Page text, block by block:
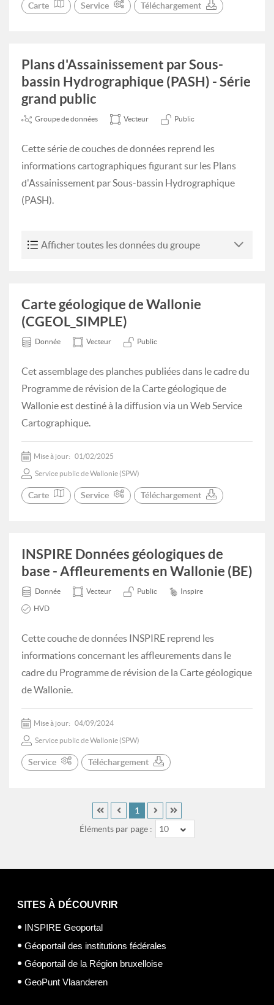
Carte Service Téléchargement
Plans d'Assainissement par Sous-
bassin Hydrographique (PASH) - Série
grand public
Groupe de données Vecteur Public
Cette série de couches de données reprend les
informations cartographiques figurant sur les Plans
d'Assainissement par Sous-bassin Hydrographique
(PASH).
Afficher toutes les données du groupe
Carte géologique de Wallonie
(CGEOL_SIMPLE)
Donnée Vecteur Public
Cet assemblage des planches publiées dans le cadre du
Programme de révision de la Carte géologique de
Wallonie est destiné à la diffusion via un Web Service
Cartographique.
Mise à jour: 01/02/2025
Service public de Wallonie (SPW)
Carte Service Téléchargement
INSPIRE Données géologiques de
base - Affleurements en Wallonie (BE)
Donnée Vecteur Public Inspire
HVD
Cette couche de données INSPIRE reprend les
informations concernant les affleurements dans le
cadre du Programme de révision de la Carte géologique
de Wallonie.
Mise à jour: 04/09/2024
Service public de Wallonie (SPW)
Service Téléchargement
Éléments par page : 10
1
SITES À DÉCOUVRIR
INSPIRE Geoportal
Géoportail des institutions fédérales
Géoportail de la Région bruxelloise
GeoPunt Vlaanderen